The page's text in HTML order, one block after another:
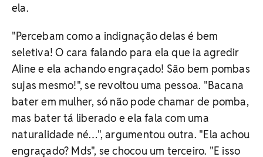
ela.
"Percebam como a indignação delas é bem
seletiva! O cara falando para ela que ia agredir
Aline e ela achando engraçado! São bem pombas
sujas mesmo!", se revoltou uma pessoa. "Bacana
bater em mulher, só não pode chamar de pomba,
mas bater tá liberado e ela fala com uma
naturalidade né…", argumentou outra. "Ela achou
engraçado? Mds", se chocou um terceiro. "E isso